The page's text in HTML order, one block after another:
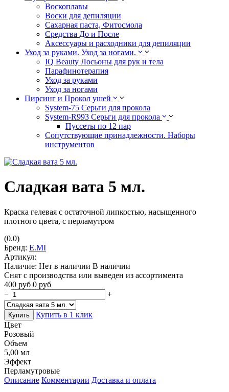
Воскоплавы
Воски для депиляции
Сахарная паста, Фитосмола
Средства До и После
Аксессуары и расходники для депиляции
Уход за руками. Уход за ногами.
IQ Beauty Лосьоны для рук и тела
Парафинотерапия
Уход за руками
Уход за ногами
Пирсинг и Прокол ушей
System-75 Серьги для прокола
System-R993 Серьги для прокола
Пуссеты по 12 пар
Cопутствующие принадлежности. Наборы
инструментов
Сладкая вата 5 мл.
Краска гелевая с остаточной липкостью, насыщенного
плотного цвета, с перламутром
(0.0)
Бренд: E.MI
Артикул:
Наличие: Нет в наличии В наличии
Снят с производства или выведен из ассортимента
400 руб 0 руб
−
+
Купить
Купить в 1 клик
Цвет
Розовый
Объем
5,00 мл
Эффект
Перламутровые
Описание Комментарии Доставка и оплата